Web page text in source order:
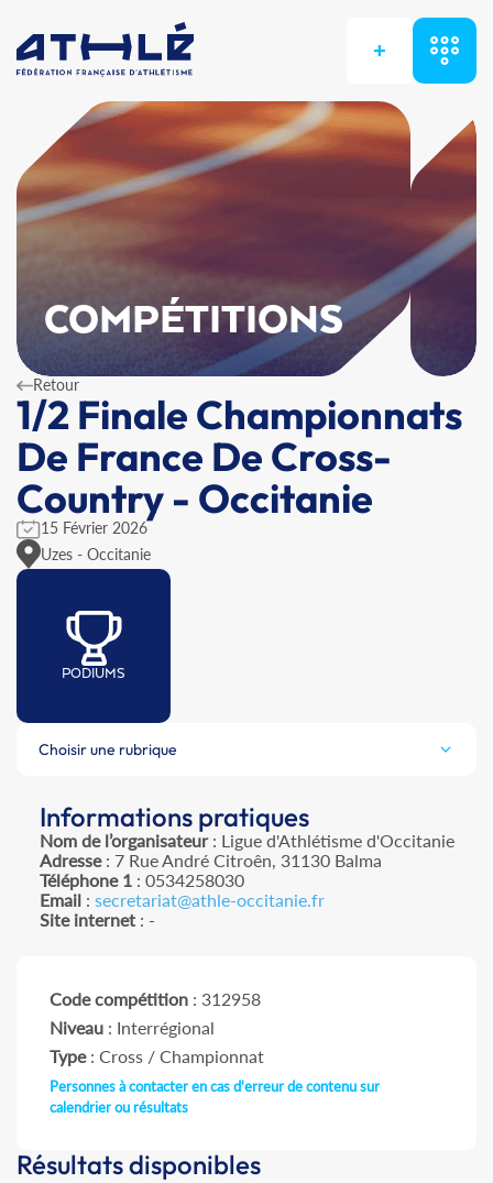
+
COMPÉTITIONS
Retour
1/2 Finale Championnats
De France De Cross-
Country - Occitanie
15 Février 2026
Uzes - Occitanie
PODIUMS
Choisir une rubrique
Informations pratiques
Nom de l’organisateur: Ligue d'Athlétisme d'Occitanie
Adresse: 7 Rue André Citroên, 31130 Balma
Téléphone 1: 0534258030
Email: secretariat@athle-occitanie.fr
Site internet: -
Code compétition : 312958
Niveau : Interrégional
Type: Cross / Championnat
Personnes à contacter en cas d'erreur de contenu sur
calendrier ou résultats
Résultats disponibles